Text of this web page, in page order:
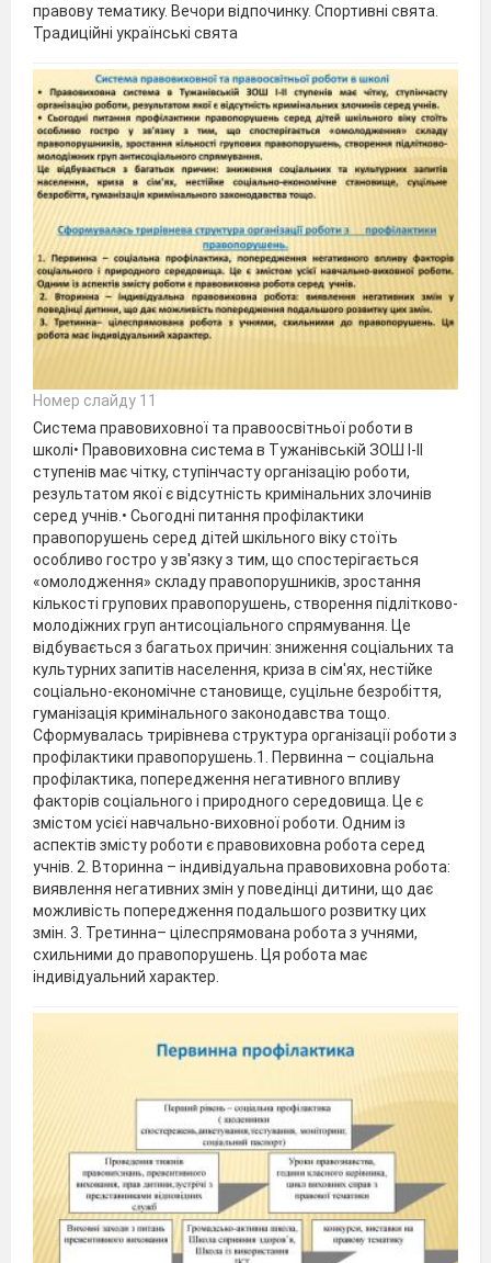
правову тематику. Вечори відпочинку. Спортивні свята.
Традиційні українські свята
Номер слайду 11
Система правовиховної та правоосвітньої роботи в
школі• Правовиховна система в Тужанівській ЗОШ І-ІІ
ступенів має чітку, ступінчасту організацію роботи,
результатом якої є відсутність кримінальних злочинів
серед учнів.• Сьогодні питання профілактики
правопорушень серед дітей шкільного віку стоїть
особливо гостро у зв'язку з тим, що спостерігається
«омолодження» складу правопорушників, зростання
кількості групових правопорушень, створення підлітково-
молодіжних груп антисоціального спрямування. Це
відбувається з багатьох причин: зниження соціальних та
культурних запитів населення, криза в сім'ях, нестійке
соціально-економічне становище, суцільне безробіття,
гуманізація кримінального законодавства тощо.
Сформувалась трирівнева структура організації роботи з
профілактики правопорушень.1. Первинна – соціальна
профілактика, попередження негативного впливу
факторів соціального і природного середовища. Це є
змістом усієї навчально-виховної роботи. Одним із
аспектів змісту роботи є правовиховна робота серед
учнів. 2. Вторинна – індивідуальна правовиховна робота:
виявлення негативних змін у поведінці дитини, що дає
можливість попередження подальшого розвитку цих
змін. 3. Третинна– цілеспрямована робота з учнями,
схильними до правопорушень. Ця робота має
індивідуальний характер.